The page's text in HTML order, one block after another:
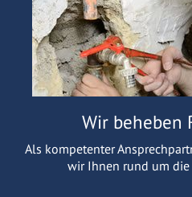
Wir beheben
Als kompetenter
wir Ihnen rund um die